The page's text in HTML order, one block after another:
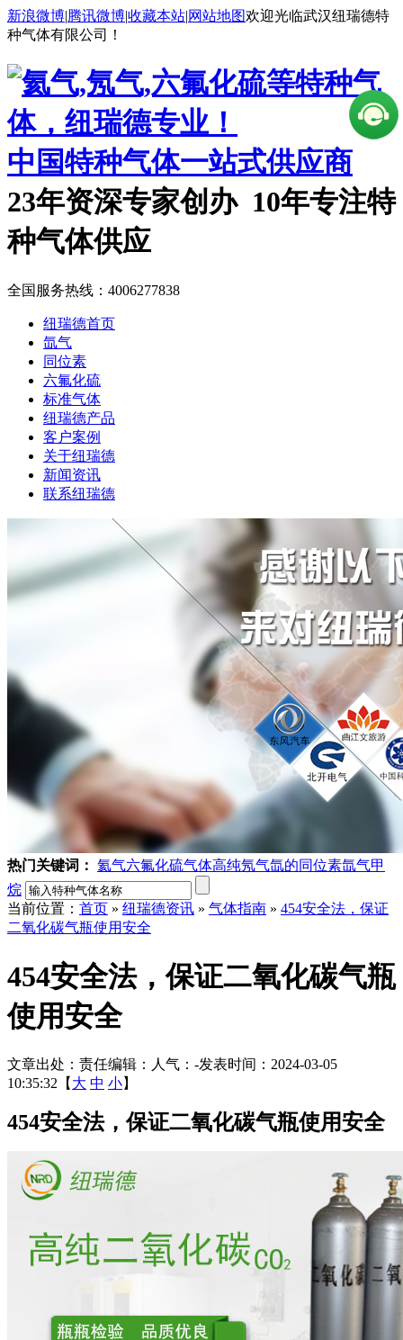
新浪微博|腾讯微博|收藏本站|网站地图欢迎光临武汉纽瑞德特
种气体有限公司！
中国特种气体一站式供应商
23年资深专家创办 10年专注特
种气体供应
全国服务热线： 4006277838
纽瑞德首页
氙气
同位素
六氟化硫
标准气体
纽瑞德产品
客户案例
关于纽瑞德
新闻资讯
联系纽瑞德
热门关键词： 氦气六氟化硫气体高纯氖气氙的同位素氙气甲
烷
当前位置： 首页 » 纽瑞德资讯 » 气体指南 » 454安全法，保证
二氧化碳气瓶使用安全
454安全法，保证二氧化碳气瓶
使用安全
文章出处： 责任编辑： 人气： -发表时间：2024-03-05
10:35:32【 大 中 小】
454安全法，保证二氧化碳气瓶使用安全